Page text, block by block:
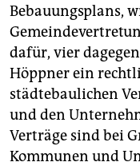
Bebauungsplans,
dafür, vier
Höppner ein
städtebaulichen
und den
Verträge sind bei
Kommunen und